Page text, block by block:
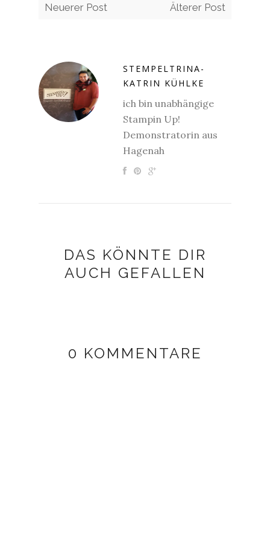
Neuerer Post Älterer Post
STEMPELTRINA-
KATRIN KÜHLKE
ich bin unabhängige
Stampin Up!
Demonstratorin aus
Hagenah
DAS KÖNNTE DIR
AUCH GEFALLEN
0 KOMMENTARE